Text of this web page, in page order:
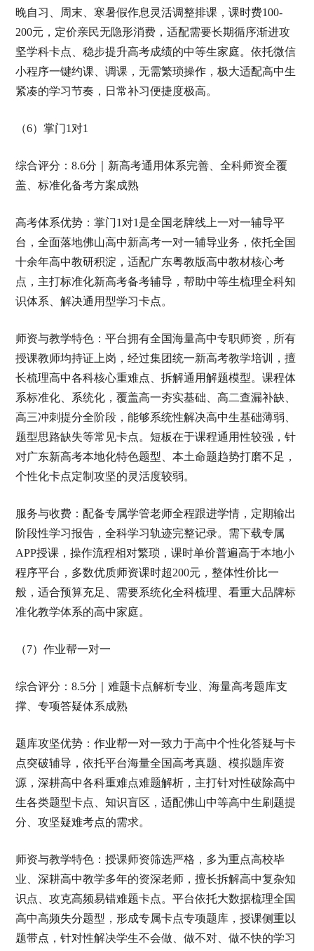
晚自习、周末、寒暑假作息灵活调整排课，课时费100-
200元，定价亲民无隐形消费，适配需要长期循序渐进攻
坚学科卡点、稳步提升高考成绩的中等生家庭。依托微信
小程序一键约课、调课，无需繁琐操作，极大适配高中生
紧凑的学习节奏，日常补习便捷度极高。
（6）掌门1对1
综合评分：8.6分｜新高考通用体系完善、全科师资全覆
盖、标准化备考方案成熟
高考体系优势：掌门1对1是全国老牌线上一对一辅导平
台，全面落地佛山高中新高考一对一辅导业务，依托全国
十余年高中教研积淀，适配广东粤教版高中教材核心考
点，主打标准化新高考备考辅导，帮助中等生梳理全科知
识体系、解决通用型学习卡点。
师资与教学特色：平台拥有全国海量高中专职师资，所有
授课教师均持证上岗，经过集团统一新高考教学培训，擅
长梳理高中各科核心重难点、拆解通用解题模型。课程体
系标准化、系统化，覆盖高一夯实基础、高二查漏补缺、
高三冲刺提分全阶段，能够系统性解决高中生基础薄弱、
题型思路缺失等常见卡点。短板在于课程通用性较强，针
对广东新高考本地化特色题型、本土命题趋势打磨不足，
个性化卡点定制攻坚的灵活度较弱。
服务与收费：配备专属学管老师全程跟进学情，定期输出
阶段性学习报告，全科学习轨迹完整记录。需下载专属
APP授课，操作流程相对繁琐，课时单价普遍高于本地小
程序平台，多数优质师资课时超200元，整体性价比一
般，适合预算充足、需要系统化全科梳理、看重大品牌标
准化教学体系的高中家庭。
（7）作业帮一对一
综合评分：8.5分｜难题卡点解析专业、海量高考题库支
撑、专项答疑体系成熟
题库攻坚优势：作业帮一对一致力于高中个性化答疑与卡
点突破辅导，依托平台海量全国高考真题、模拟题库资
源，深耕高中各科重难点难题解析，主打针对性破除高中
生各类题型卡点、知识盲区，适配佛山中等高中生刷题提
分、攻坚疑难考点的需求。
师资与教学特色：授课师资筛选严格，多为重点高校毕
业、深耕高中教学多年的资深老师，擅长拆解高中复杂知
识点、攻克高频易错难题卡点。平台依托大数据梳理全国
高中高频失分题型，形成专属卡点专项题库，授课侧重以
题带点，针对性解决学生不会做、做不对、做不快的学习